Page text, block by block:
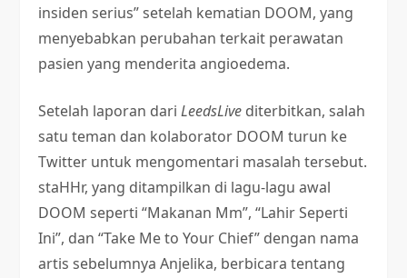
insiden serius” setelah kematian DOOM, yang
menyebabkan perubahan terkait perawatan
pasien yang menderita angioedema.
Setelah laporan dariLeedsLive diterbitkan, salah
satu teman dan kolaborator DOOM turun ke
Twitter untuk mengomentari masalah tersebut.
staHHr, yang ditampilkan di lagu-lagu awal
DOOM seperti “Makanan Mm”, “Lahir Seperti
Ini”, dan “Take Me to Your Chief” dengan nama
artis sebelumnya Anjelika, berbicara tentang